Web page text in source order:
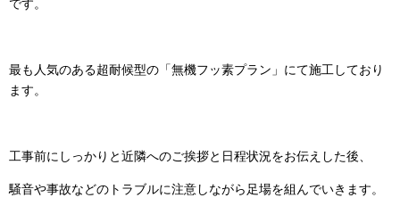
です。
最も人気のある超耐候型の「無機フッ素プラン」にて施工しており
ます。
工事前にしっかりと近隣へのご挨拶と日程状況をお伝えした後、
騒音や事故などのトラブルに注意しながら足場を組んでいきます。